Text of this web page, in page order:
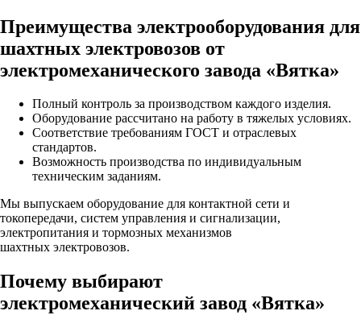
Преимущества электрооборудования для
шахтных электровозов от
электромеханического завода «Вятка»
Полный контроль за производством каждого изделия.
Оборудование рассчитано на работу в тяжелых условиях.
Соответствие требованиям ГОСТ и отраслевых
стандартов.
Возможность производства по индивидуальным
техническим заданиям.
Мы выпускаем оборудование для контактной сети и
токопередачи, систем управления и сигнализации,
электропитания и тормозных механизмов
шахтных электровозов.
Почему выбирают
электромеханический завод «Вятка»